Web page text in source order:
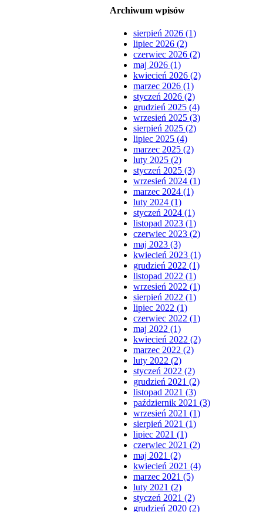
Archiwum wpisów
sierpień 2026 (1)
lipiec 2026 (2)
czerwiec 2026 (2)
maj 2026 (1)
kwiecień 2026 (2)
marzec 2026 (1)
styczeń 2026 (2)
grudzień 2025 (4)
wrzesień 2025 (3)
sierpień 2025 (2)
lipiec 2025 (4)
marzec 2025 (2)
luty 2025 (2)
styczeń 2025 (3)
wrzesień 2024 (1)
marzec 2024 (1)
luty 2024 (1)
styczeń 2024 (1)
listopad 2023 (1)
czerwiec 2023 (2)
maj 2023 (3)
kwiecień 2023 (1)
grudzień 2022 (1)
listopad 2022 (1)
wrzesień 2022 (1)
sierpień 2022 (1)
lipiec 2022 (1)
czerwiec 2022 (1)
maj 2022 (1)
kwiecień 2022 (2)
marzec 2022 (2)
luty 2022 (2)
styczeń 2022 (2)
grudzień 2021 (2)
listopad 2021 (3)
październik 2021 (3)
wrzesień 2021 (1)
sierpień 2021 (1)
lipiec 2021 (1)
czerwiec 2021 (2)
maj 2021 (2)
kwiecień 2021 (4)
marzec 2021 (5)
luty 2021 (2)
styczeń 2021 (2)
grudzień 2020 (2)